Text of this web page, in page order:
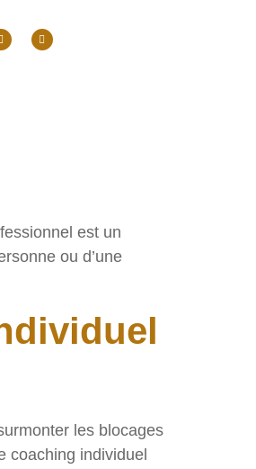
est un
ou d’une
les blocages
coaching individuel